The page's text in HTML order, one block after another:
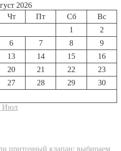
2026
Чт Пт Сб
Вс
1
2
6 7 8
9
13 14 15
16
20 21 22
23
27 28 29
30
Июл
приточный клапан: выбираем